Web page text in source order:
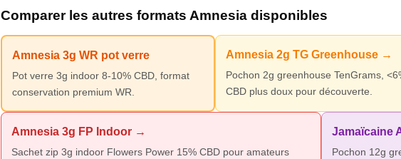
Comparer les autres formats Amnesia disponibles
Amnesia 3g WR pot verre
Pot verre 3g indoor 8-10% CBD, format
conservation premium WR.
Amnesia 2g TG Greenhouse →
Pochon 2g greenhouse TenGrams,
CBD plus doux pour découverte.
Amnesia 3g FP Indoor →
Sachet zip 3g indoor Flowers Power 15% CBD pour amateurs
Jamaïcaine
Pochon 12g